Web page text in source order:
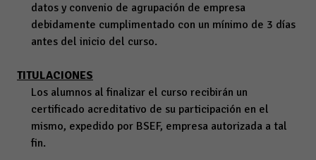
datos y convenio de agrupación de empresa
debidamente cumplimentado con un mínimo de 3 días
antes del inicio del curso.
TITULACIONES
Los alumnos al finalizar el curso recibirán un
certificado acreditativo de su participación en el
mismo, expedido por BSEF, empresa autorizada a tal
fin.